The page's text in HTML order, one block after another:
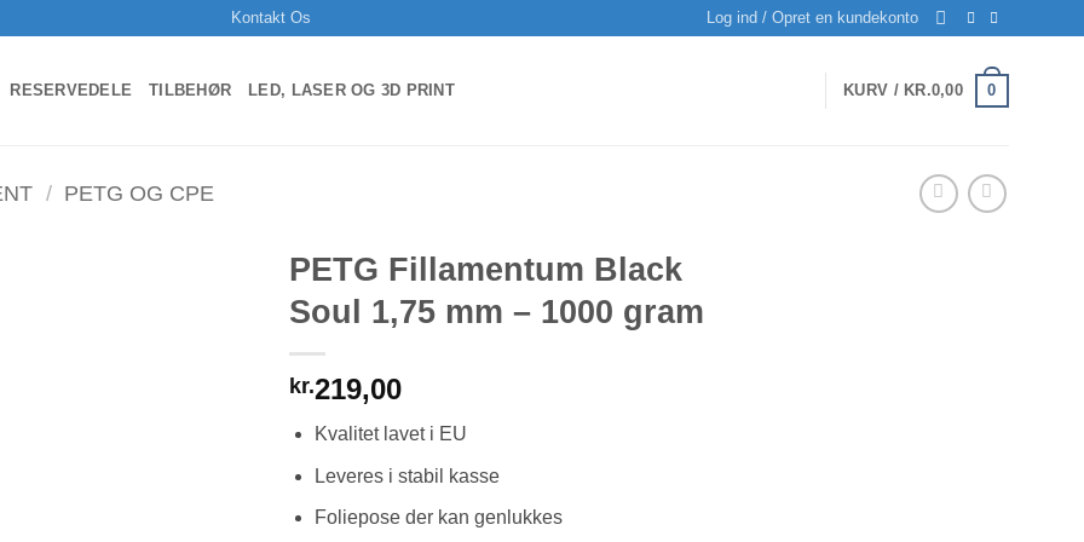
Kontakt Os Log ind / Opret en kundekonto
RESERVEDELE TILBEHØR LED, LASER OG 3D PRINT KURV / KR.0,00 0
/ PETG OG CPE
PETG Fillamentum Black
Soul 1,75 mm – 1000 gram
kr.219,00
Kvalitet lavet i EU
Leveres i stabil kasse
Foliepose der kan genlukkes